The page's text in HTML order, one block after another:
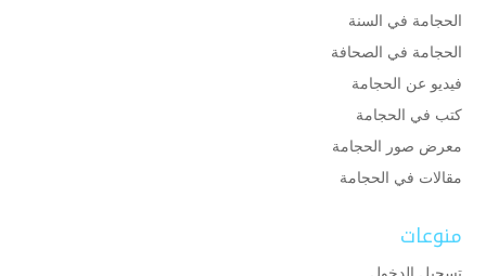
الحجامة في السنة
الحجامة في الصحافة
فيديو عن الحجامة
كتب في الحجامة
معرض صور الحجامة
مقالات في الحجامة
منوعات